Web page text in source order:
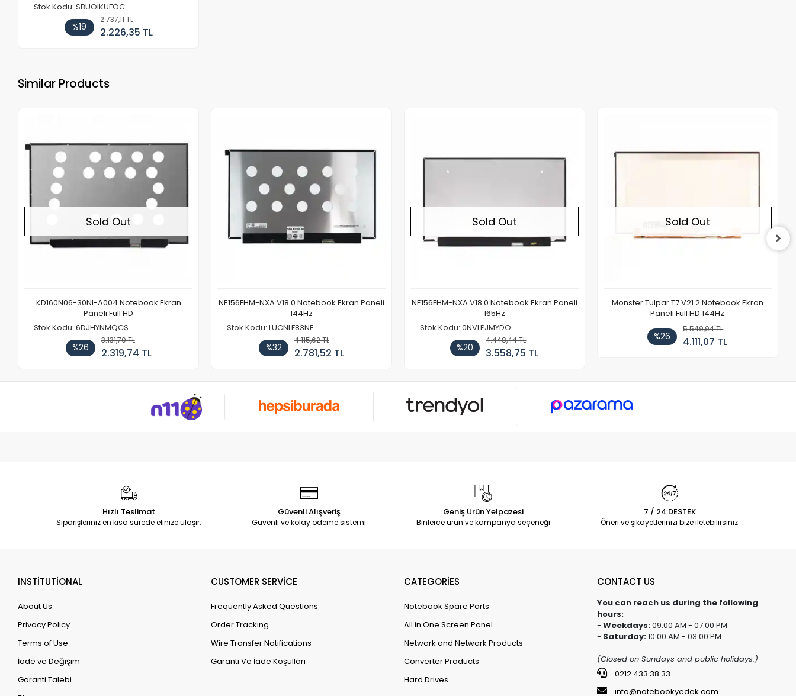
Stok Kodu: SBUOIKUFOC
%19
2.737,11 TL
2.226,35 TL
Similar Products
Sold Out
KD160N06-30NI-A004 Notebook Ekran
Paneli Full HD
Stok Kodu: 6DJHYNMQCS
%26
3.131,70 TL
2.319,74 TL
NE156FHM-NXA V18.0 Notebook Ekran Paneli
144Hz
Stok Kodu: LUCNLF83NF
%32
4.115,62 TL
2.781,52 TL
Sold Out
NE156FHM-NXA V18.0 Notebook Ekran Paneli
165Hz
Stok Kodu: 0NVLEJMYDO
%20
4.448,44 TL
3.558,75 TL
Sold Out
Monster Tulpar T7 V21.2 Notebook Ekran
Paneli Full HD 144Hz
%26
5.549,94 TL
4.111,07 TL
Hızlı Teslimat
Siparişleriniz en kısa sürede elinize ulaşır.
Güvenli Alışveriş
Güvenli ve kolay ödeme sistemi
Geniş Ürün Yelpazesi
Binlerce ürün ve kampanya seçeneği
7 / 24 DESTEK
Öneri ve şikayetlerinizi bize iletebilirsiniz.
INSTİTUTİONAL
About Us
Privacy Policy
Terms of Use
İade ve Değişim
Garanti Talebi
CUSTOMER SERVİCE
Frequently Asked Questions
Order Tracking
Wire Transfer Notifications
Garanti Ve İade Koşulları
CATEGORİES
Notebook Spare Parts
All in One Screen Panel
Network and Network Products
Converter Products
Hard Drives
CONTACT US
You can reach us during the following
hours:
- Weekdays:09:00 AM - 07:00 PM
- Saturday:10:00 AM - 03:00 PM
(Closed on Sundays and public holidays.)
0212 433 38 33
info@notebookyedek.com